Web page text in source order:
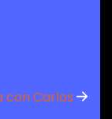
con Carlos